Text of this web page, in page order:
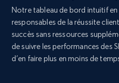
more.
Notre tableau de bord intuitif en
responsables de la réussite
succès sans ressources
de suivre les performances des
d’en faire plus en moins de